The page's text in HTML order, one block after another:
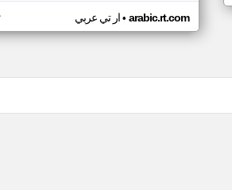
ار تي عربي• arabic.rt.com